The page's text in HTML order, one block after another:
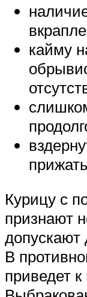
кайму
Курицу с
признают
допускают
В
приведет